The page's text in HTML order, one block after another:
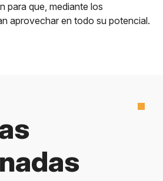
para que, mediante los
aprovechar en todo su potencial.